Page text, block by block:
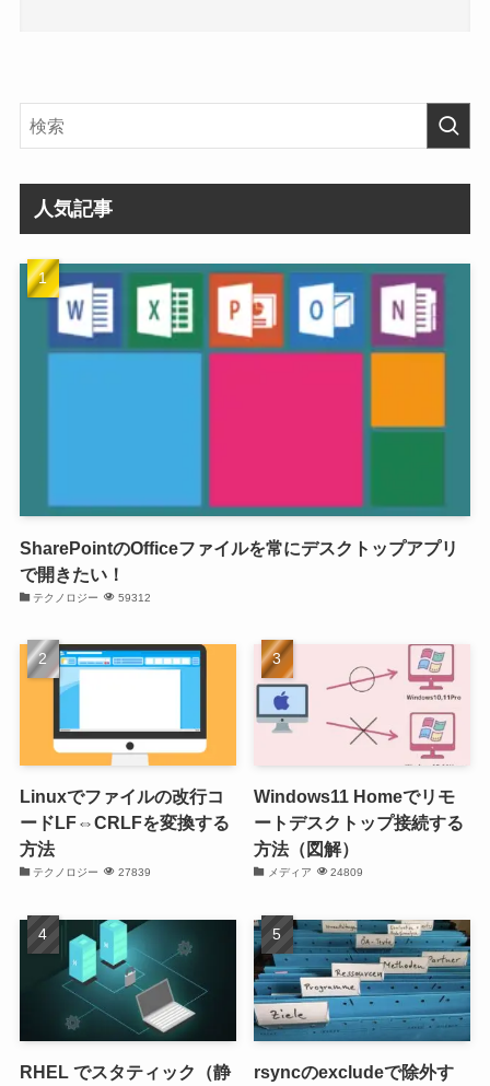
人気記事
SharePointのOfficeファイルを常にデスクトップアプリ
で開きたい！
テクノロジー 59312
Linuxでファイルの改行コ
ードLF⇔CRLFを変換する
方法
テクノロジー 27839
Windows11 Homeでリモ
ートデスクトップ接続する
方法（図解）
メディア 24809
RHEL でスタティック（静 rsyncのexcludeで除外す